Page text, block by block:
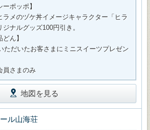
ーポッポ】
ラメのヅケ丼イメージキャラクター「ヒラ
ナルグッズ100円引き。
ん】
ただいたお客さまにミニスイーツプレゼン
員さまのみ
地図を見る
ル山海荘